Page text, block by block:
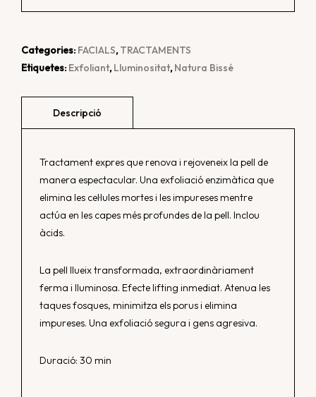
Categories: FACIALS, TRACTAMENTS
Etiquetes: Exfoliant, Lluminositat, Natura Bissé
Tractament expres que renova i rejoveneix la pell de
manera espectacular. Una exfoliació enzimàtica que
elimina les cel·lules mortes i les impureses mentre
actúa en les capes més profundes de la pell. Inclou
àcids.
La pell llueix transformada, extraordinàriament
ferma i lluminosa. Efecte lifting inmediat. Atenua les
taques fosques, minimitza els porus i elimina
impureses. Una exfoliació segura i gens agresiva.
Duració: 30 min